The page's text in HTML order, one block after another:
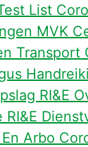
List
MVK
Transport
RI&E
RI&E
Arbo